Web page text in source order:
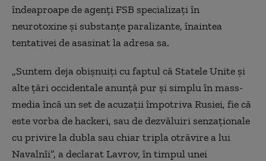
îndeaproape de agenţi FSB specializaţi în
neurotoxine şi substanţe paralizante, înaintea
tentativei de asasinat la adresa sa.
„Suntem deja obișnuiți cu faptul că Statele Unite și
alte țări occidentale anunță pur și simplu în mass-
media încă un set de acuzații împotriva Rusiei, fie că
este vorba de hackeri, sau de dezvăluiri senzaționale
cu privire la dubla sau chiar tripla otrăvire a lui
Navalnîi”, a declarat Lavrov, în timpul unei